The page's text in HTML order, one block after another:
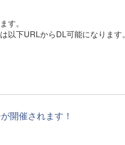
す。
以下URLからDL可能になります。
開催されます！